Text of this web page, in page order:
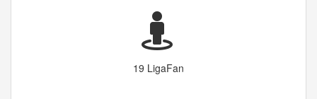
19 LigaFan